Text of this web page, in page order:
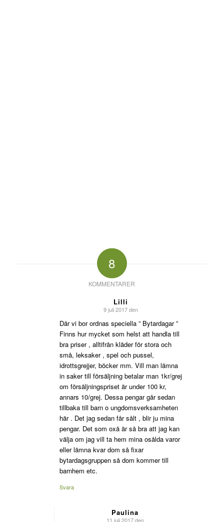
8
KOMMENTARER
Lilli
9 juli 2017 den
Där vi bor ordnas speciella ” Bytardagar ”
Finns hur mycket som helst att handla till
bra priser , alltifrån kläder för stora och
små, leksaker , spel och pussel,
idrottsgrejjer, böcker mm. Vill man lämna
in saker till försäljning betalar man 1kr/grej
om försäljningspriset är under 100 kr,
annars 10/grej. Dessa pengar går sedan
tillbaka till barn o ungdomsverksamheten
här . Det jag sedan får sålt , blir ju mina
pengar. Det som oxå är så bra att jag kan
välja om jag vill ta hem mina osålda varor
eller lämna kvar dom så fixar
bytardagsgruppen så dom kommer till
barnhem etc.
Svara
Paulina
11 juli 2017 den